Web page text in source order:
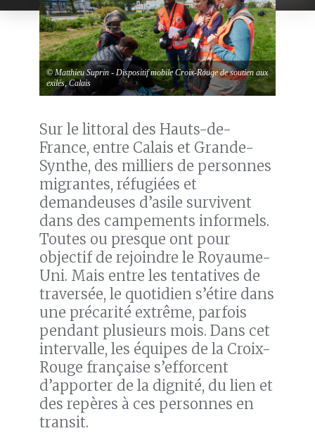
© Matthieu Suprin - Dispositif mobile Croix-Rouge de soutien aux
exilés, Calais
Sur le littoral des Hauts-de-
France, entre Calais et Grande-
Synthe, des milliers de personnes
migrantes, réfugiées et
demandeuses d’asile survivent
dans des campements informels.
Toutes ou presque ont pour
objectif de rejoindre le Royaume-
Uni. Mais entre les tentatives de
traversée, le quotidien s’étire dans
une précarité extrême, parfois
pendant plusieurs mois. Dans cet
intervalle, les équipes de la Croix-
Rouge française s’efforcent
d’apporter de la dignité, du lien et
des repères à ces personnes en
transit.